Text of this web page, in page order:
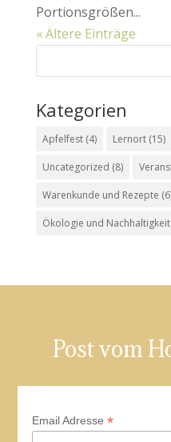
Portionsgrößen...
« Ältere Einträge
Kategorien
Apfelfest(4) Lernort(15)
Uncategorized (8)
Warenkunde und Rezepte
Ökologie und Nachhaltigkeit
Post vom
Email Adresse*